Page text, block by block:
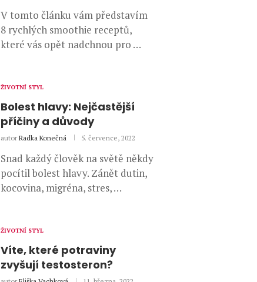
V tomto článku vám představím
8 rychlých smoothie receptů,
které vás opět nadchnou pro …
ŽIVOTNÍ STYL
Bolest hlavy: Nejčastější
příčiny a důvody
autor Radka Konečná 5. července, 2022
Snad každý člověk na světě někdy
pocítil bolest hlavy. Zánět dutin,
kocovina, migréna, stres, …
ŽIVOTNÍ STYL
Víte, které potraviny
zvyšují testosteron?